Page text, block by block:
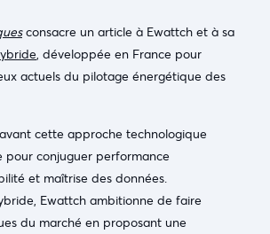
consacre un article à Ewattch et à sa
, développée en France pour
actuels du pilotage énergétique des
cette approche technologique
pour conjuguer performance
et maîtrise des données.
Ewattch ambitionne de faire
du marché en proposant une